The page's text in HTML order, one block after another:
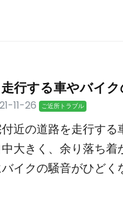
行する車やバイ
11-26 ご近所トラブル
近の道路を走行す
大きく、余り落ち
イクの騒音がひどく